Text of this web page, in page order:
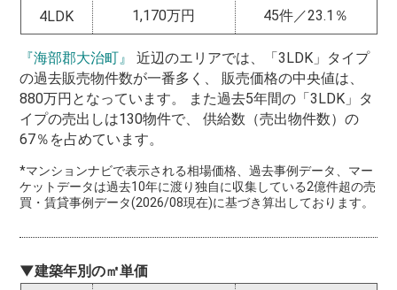
4LDK 1,170万円 45件／23.1％
『海部郡大治町』
近辺のエリアでは、「3LDK」タイプ
の過去販売物件数が一番多く、 販売価格の中央値は、
880万円となっています。 また過去5年間の「3LDK」タ
イプの売出しは130物件で、 供給数（売出物件数）の
67％を占めています。
*マンションナビで表示される相場価格、過去事例データ、マー
ケットデータは過去10年に渡り独自に収集している2億件超の売
買・賃貸事例データ(2026/08現在)に基づき算出しております。
▼建築年別の㎡単価